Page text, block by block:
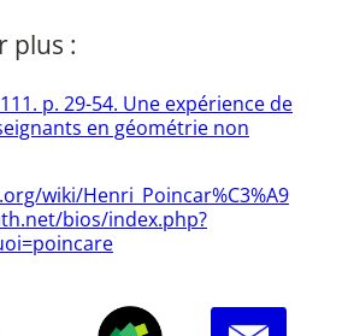
plus :
p. 29-54. Une expérience de
en géométrie non
wiki/Henri_Poincar%C3%A9
bios/index.php?